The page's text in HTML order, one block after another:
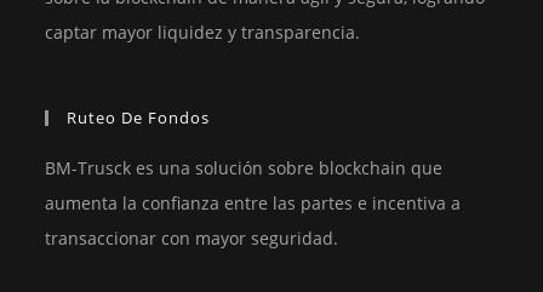
captar mayor liquidez y transparencia.
Ruteo De Fondos
BM-Trusck es una solución sobre blockchain que
aumenta la confianza entre las partes e incentiva a
transaccionar con mayor seguridad.